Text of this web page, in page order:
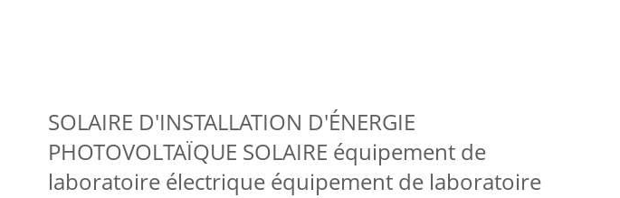
SOLAIRE D'INSTALLATION D'ÉNERGIE
PHOTOVOLTAÏQUE SOLAIRE équipement de
laboratoire électrique équipement de laboratoire